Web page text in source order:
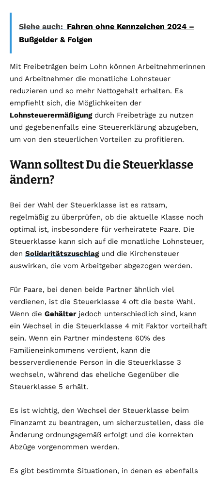
Siehe auch: Fahren ohne Kennzeichen 2024 –
Bußgelder & Folgen
Mit Freibeträgen beim Lohn können Arbeitnehmerinnen
und Arbeitnehmer die monatliche Lohnsteuer
reduzieren und so mehr Nettogehalt erhalten. Es
empfiehlt sich, die Möglichkeiten der
Lohnsteuerermäßigungdurch Freibeträge zu nutzen
und gegebenenfalls eine Steuererklärung abzugeben,
um von den steuerlichen Vorteilen zu profitieren.
Wann solltest Du die Steuerklasse
ändern?
Bei der Wahl der Steuerklasse ist es ratsam,
regelmäßig zu überprüfen, ob die aktuelle Klasse noch
optimal ist, insbesondere für verheiratete Paare. Die
Steuerklasse kann sich auf die monatliche Lohnsteuer,
den Solidaritätszuschlagund die Kirchensteuer
auswirken, die vom Arbeitgeber abgezogen werden.
Für Paare, bei denen beide Partner ähnlich viel
verdienen, ist die Steuerklasse 4 oft die beste Wahl.
Wenn die Gehälterjedoch unterschiedlich sind, kann
ein Wechsel in die Steuerklasse 4 mit Faktor vorteilhaft
sein. Wenn ein Partner mindestens 60% des
Familieneinkommens verdient, kann die
besserverdienende Person in die Steuerklasse 3
wechseln, während das eheliche Gegenüber die
Steuerklasse 5 erhält.
Es ist wichtig, den Wechsel der Steuerklasse beim
Finanzamt zu beantragen, um sicherzustellen, dass die
Änderung ordnungsgemäß erfolgt und die korrekten
Abzüge vorgenommen werden.
Es gibt bestimmte Situationen, in denen es ebenfalls